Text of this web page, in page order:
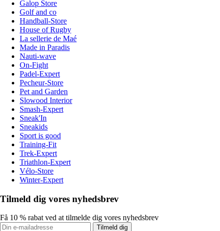
Galop Store
Golf and co
Handball-Store
House of Rugby
La sellerie de Maé
Made in Paradis
Nauti-wave
On-Fight
Padel-Expert
Pecheur-Store
Pet and Garden
Slowood Interior
Smash-Expert
Sneak'In
Sneakids
Sport is good
Training-Fit
Trek-Expert
Triathlon-Expert
Vélo-Store
Winter-Expert
Tilmeld dig vores nyhedsbrev
Få 10 % rabat ved at tilmelde dig vores nyhedsbrev
Tilmeld dig